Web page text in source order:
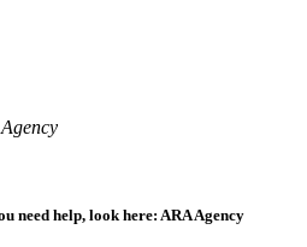
need help, look here: ARA Agency